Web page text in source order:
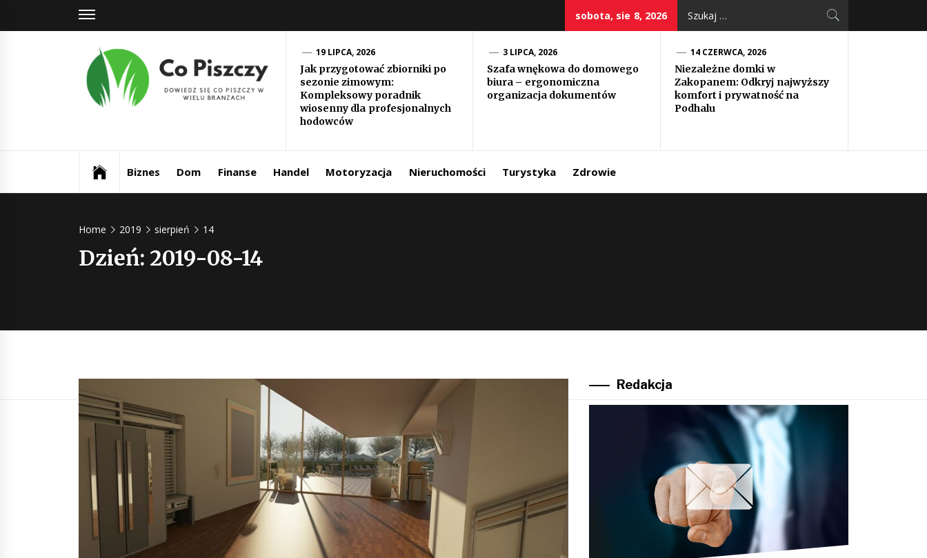
sobota, sie 8, 2026
Szukaj:
Co
Piszczy
19 LIPCA, 2026
Jak przygotować zbiorniki po
sezonie zimowym:
Kompleksowy poradnik
wiosenny dla profesjonalnych
hodowców
3 LIPCA, 2026
Szafa wnękowa do domowego
biura – ergonomiczna
organizacja dokumentów
14 CZERWCA, 2026
Niezależne domki w
Zakopanem: Odkryj najwyższy
komfort i prywatność na
Podhalu
Biznes Dom Finanse Handel Motoryzacja Nieruchomości Turystyka Zdrowie
Home 2019 sierpień 14
Dzień: 2019-08-14
Redakcja